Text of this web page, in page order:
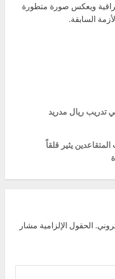
ويعكس صورة متطورة
السابقة.
يثير قلقاً
الحقول الإلزامية مشار